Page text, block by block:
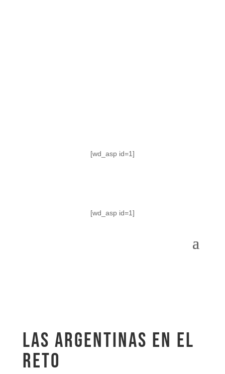
[wd_asp id=1]
[wd_asp id=1]
Las argentinas en el
Reto